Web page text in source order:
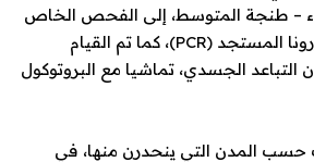
– طنجة المتوسط، إلى الفحص الخاص
بالكشف عن فيروس كورونا المستجد (PCR)، كما تم القيام
الجسدي، تماشيا مع البروتوكول
المدن التي ينحدرن منها، في